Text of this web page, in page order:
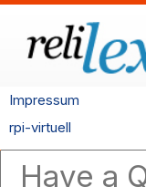
Impressum
rpi-virtuell